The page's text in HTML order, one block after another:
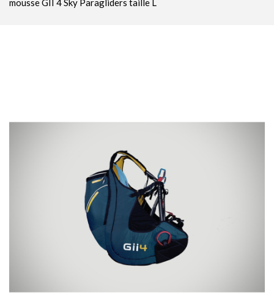
Parachutes Secours
OCCASIONS Parc École
PROMOTIONS
mousse GII 4 Sky Paragliders taille L